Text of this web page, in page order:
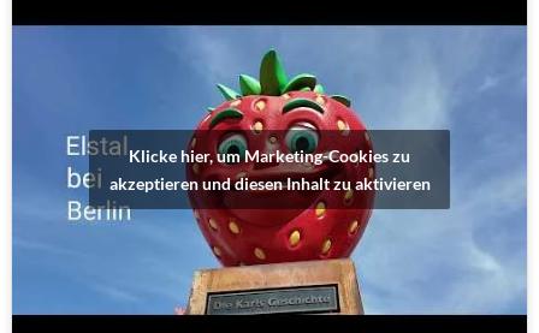
Klicke hier, um Marketing-Cookies zu
akzeptieren und diesen Inhalt zu aktivieren